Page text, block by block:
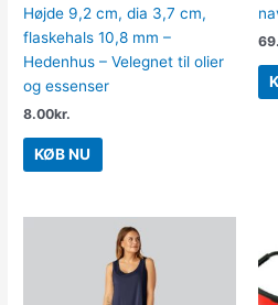
Højde 9,2 cm, dia 3,7 cm,
flaskehals 10,8 mm –
Hedenhus – Velegnet til olier
og essenser
8.00kr.
KØB NU